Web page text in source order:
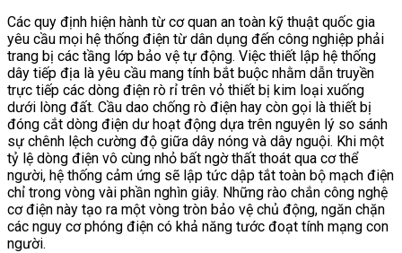
Các quy định hiện hành từ cơ quan an toàn kỹ thuật quốc gia
yêu cầu mọi hệ thống điện từ dân dụng đến công nghiệp phải
trang bị các tầng lớp bảo vệ tự động. Việc thiết lập hệ thống
dây tiếp địa là yêu cầu mang tính bắt buộc nhằm dẫn truyền
trực tiếp các dòng điện rò rỉ trên vỏ thiết bị kim loại xuống
dưới lòng đất. Cầu dao chống rò điện hay còn gọi là thiết bị
đóng cắt dòng điện dư hoạt động dựa trên nguyên lý so sánh
sự chênh lệch cường độ giữa dây nóng và dây nguội. Khi một
tỷ lệ dòng điện vô cùng nhỏ bất ngờ thất thoát qua cơ thể
người, hệ thống cảm ứng sẽ lập tức dập tắt toàn bộ mạch điện
chỉ trong vòng vài phần nghìn giây. Những rào chắn công nghệ
cơ điện này tạo ra một vòng tròn bảo vệ chủ động, ngăn chặn
các nguy cơ phóng điện có khả năng tước đoạt tính mạng con
người.